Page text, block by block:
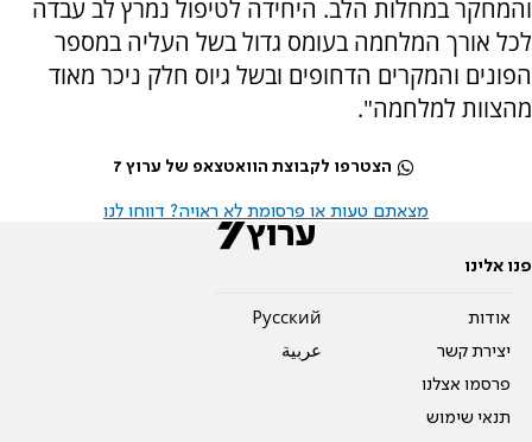
והמחקר במחלות הלב. היחידה לטיפול נמרץ לב עבדה
לכל אורך המלחמה בעומס גדול בשל העליה במספר
הפונים והמקרים הדחופים ובשל גיוס חלק ניכר מאוד
מהצוות למלחמה".
הצטרפו לקבוצת הוואטצאפ של ערוץ 7
מצאתם טעות או פרסומת לא ראויה? דווחו לנו
פנו אלינו
אודות
יצירת קשר
פרסמו אצלנו
תנאי שימוש
Pусский
عربية